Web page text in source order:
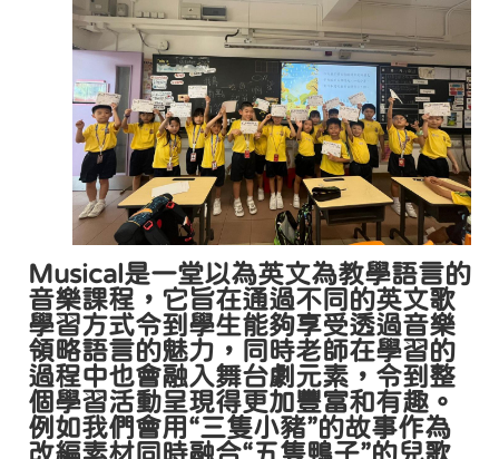
Musical是一堂以為英文為教學語言的
音樂課程，它旨在通過不同的英文歌
學習方式令到學生能夠享受透過音樂
領略語言的魅力，同時老師在學習的
過程中也會融入舞台劇元素，令到整
個學習活動呈現得更加豐富和有趣。
例如我們會用“三隻小豬”的故事作為
改編素材同時融合“五隻鴨子”的兒歌